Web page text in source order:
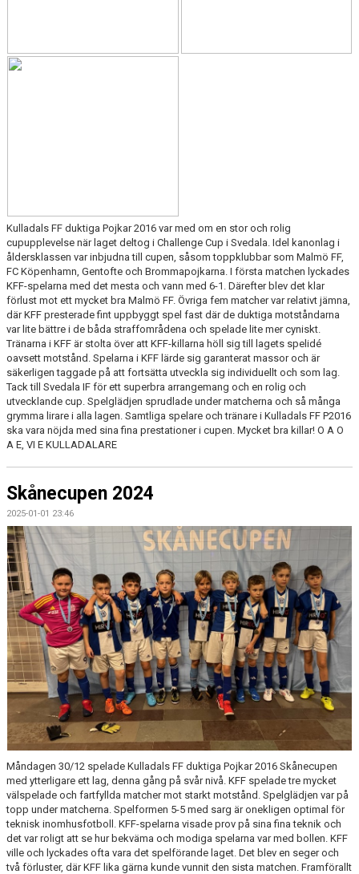
Kulladals FF duktiga Pojkar 2016 var med om en stor och rolig
cupupplevelse när laget deltog i Challenge Cup i Svedala. Idel kanonlag i
åldersklassen var inbjudna till cupen, såsom toppklubbar som Malmö FF,
FC Köpenhamn, Gentofte och Brommapojkarna. I första matchen lyckades
KFF-spelarna med det mesta och vann med 6-1. Därefter blev det klar
förlust mot ett mycket bra Malmö FF. Övriga fem matcher var relativt jämna,
där KFF presterade fint uppbyggt spel fast där de duktiga motståndarna
var lite bättre i de båda straffområdena och spelade lite mer cyniskt.
Tränarna i KFF är stolta över att KFF-killarna höll sig till lagets spelidé
oavsett motstånd. Spelarna i KFF lärde sig garanterat massor och är
säkerligen taggade på att fortsätta utveckla sig individuellt och som lag.
Tack till Svedala IF för ett superbra arrangemang och en rolig och
utvecklande cup. Spelglädjen sprudlade under matcherna och så många
grymma lirare i alla lagen. Samtliga spelare och tränare i Kulladals FF P2016
ska vara nöjda med sina fina prestationer i cupen. Mycket bra killar! O A O
A E, VI E KULLADALARE
Skånecupen 2024
2025-01-01 23:46
Måndagen 30/12 spelade Kulladals FF duktiga Pojkar 2016 Skånecupen
med ytterligare ett lag, denna gång på svår nivå. KFF spelade tre mycket
välspelade och fartfyllda matcher mot starkt motstånd. Spelglädjen var på
topp under matcherna. Spelformen 5-5 med sarg är onekligen optimal för
teknisk inomhusfotboll. KFF-spelarna visade prov på sina fina teknik och
det var roligt att se hur bekväma och modiga spelarna var med bollen. KFF
ville och lyckades ofta vara det spelförande laget. Det blev en seger och
två förluster, där KFF lika gärna kunde vunnit den sista matchen. Framförallt